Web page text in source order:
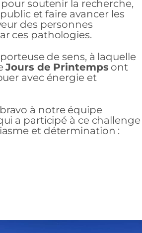
soutenir la recherche,
et faire avancer les
des personnes
ces pathologies.
de sens, à laquelle
Jours de Printemps ont
avec énergie et
à notre équipe
a participé à ce challenge
et détermination :